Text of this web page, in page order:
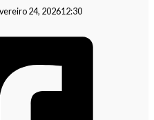
24, 202612:30